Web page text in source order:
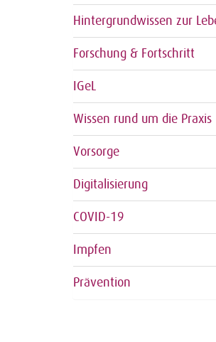
Hintergrundwissen zur
Forschung & Fortschritt
IGeL
Wissen rund um die Praxis
Vorsorge
Digitalisierung
COVID-19
Impfen
Prävention